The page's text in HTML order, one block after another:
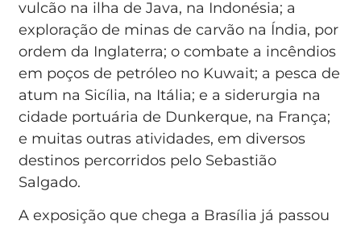
vulcão na ilha de Java, na Indonésia; a
exploração de minas de carvão na Índia, por
ordem da Inglaterra; o combate a incêndios
em poços de petróleo no Kuwait; a pesca de
atum na Sicília, na Itália; e a siderurgia na
cidade portuária de Dunkerque, na França;
e muitas outras atividades, em diversos
destinos percorridos pelo Sebastião
Salgado.
A exposição que chega a Brasília já passou